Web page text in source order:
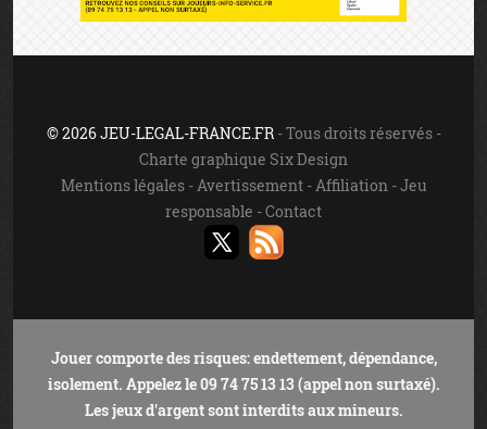
© 2026 JEU-LEGAL-FRANCE.FR- Tous droits réservés -
Charte graphique Six Design
Mentions légales- Avertissement- Affiliation -Jeu
responsable -Contact
Jouer comporte des risques: endettement, dépendance,
isolement. Appelez le 09 74 75 13 13 (appel non surtaxé).
Les jeux d'argent sont interdits aux mineurs.